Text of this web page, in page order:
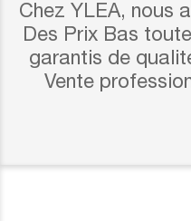
Chez YLEA, nous
Des Prix Bas
garantis de
Vente